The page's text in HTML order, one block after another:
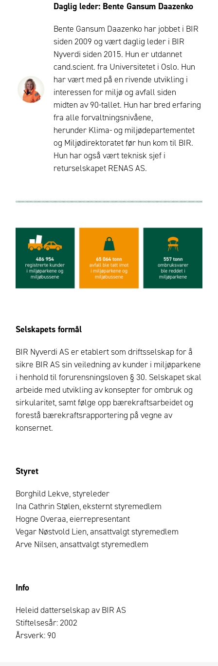
Daglig leder: Bente Gansum Daazenko
Bente Gansum Daazenko har jobbet i BIR
siden 2009 og vært daglig leder i BIR
Nyverdi siden 2015. Hun er utdannet
cand.scient. fra Universitetet i Oslo. Hun
har vært med på en rivende utvikling i
interessen for miljø og avfall siden
midten av 90-tallet. Hun har bred erfaring
fra alle forvaltningsnivåene,
herunder Klima- og miljødepartementet
og Miljødirektoratet før hun kom til BIR.
Hun har også vært teknisk sjef i
returselskapet RENAS AS.
Selskapets formål
BIR Nyverdi AS er etablert som driftsselskap for å
sikre BIR AS sin veiledning av kunder i miljøparkene
i henhold til forurensningsloven § 30. Selskapet skal
arbeide med utvikling av konsepter for ombruk og
sirkularitet, samt følge opp bærekraftsarbeidet og
forestå bærekraftsrapportering på vegne av
konsernet.
Styret
Borghild Lekve, styreleder
Ina Cathrin Stølen, eksternt styremedlem
Hogne Overaa, eierrepresentant
Vegar Nøstvold Lien, ansattvalgt styremedlem
Arve Nilsen, ansattvalgt styremedlem
Info
Heleid datterselskap av BIR AS
Stiftelsesår: 2002
Årsverk: 90